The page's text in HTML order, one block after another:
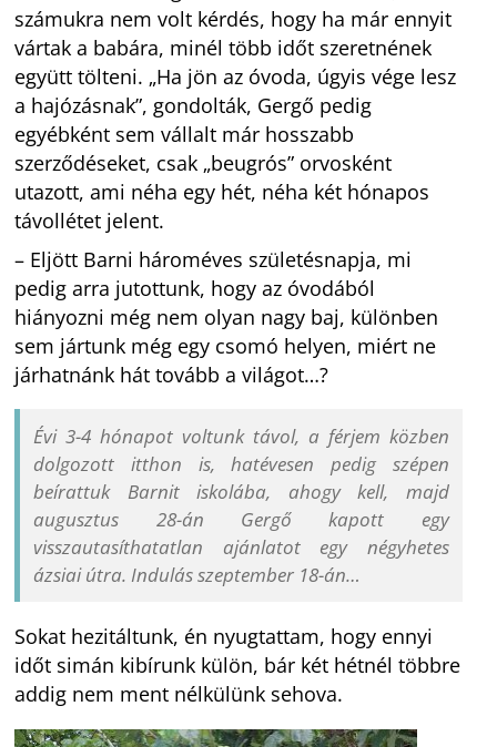
számukra nem volt kérdés, hogy ha már ennyit
vártak a babára, minél több időt szeretnének
együtt tölteni. „Ha jön az óvoda, úgyis vége lesz
a hajózásnak”, gondolták, Gergő pedig
egyébként sem vállalt már hosszabb
szerződéseket, csak „beugrós” orvosként
utazott, ami néha egy hét, néha két hónapos
távollétet jelent.
– Eljött Barni hároméves születésnapja, mi
pedig arra jutottunk, hogy az óvodából
hiányozni még nem olyan nagy baj, különben
sem jártunk még egy csomó helyen, miért ne
járhatnánk hát tovább a világot…?
Évi 3-4 hónapot voltunk távol, a férjem közben
dolgozott itthon is, hatévesen pedig szépen
beírattuk Barnit iskolába, ahogy kell, majd
augusztus 28-án Gergő kapott egy
visszautasíthatatlan ajánlatot egy négyhetes
ázsiai útra. Indulás szeptember 18-án…
Sokat hezitáltunk, én nyugtattam, hogy ennyi
időt simán kibírunk külön, bár két hétnél többre
addig nem ment nélkülünk sehova.